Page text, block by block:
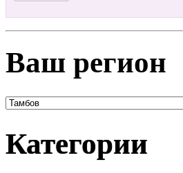
Ваш регион
Категории